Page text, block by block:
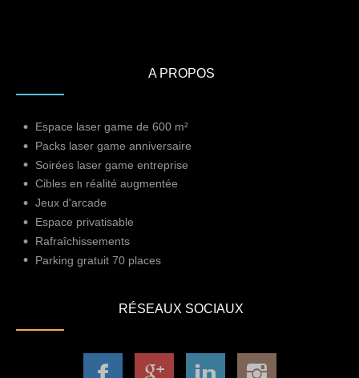
A PROPOS
Espace laser game de 600 m²
Packs laser game anniversaire
Soirées laser game entreprise
Cibles en réalité augmentée
Jeux d'arcade
Espace privatisable
Rafraîchissements
Parking gratuit 70 places
RÉSEAUX SOCIAUX